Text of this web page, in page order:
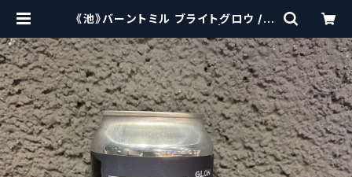
《池》バーントミル ブライトグロウ / B
erscissors